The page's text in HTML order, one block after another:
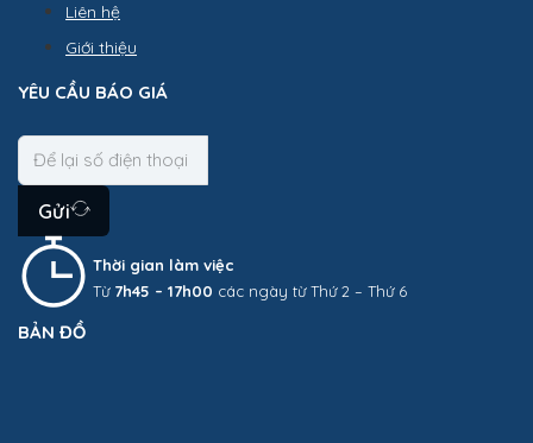
Liên hệ
Giới thiệu
YÊU CẦU BÁO GIÁ
Gửi
Thời gian làm việc
Từ 7h45 – 17h00 các ngày từ Thứ 2 – Thứ 6
BẢN ĐỒ